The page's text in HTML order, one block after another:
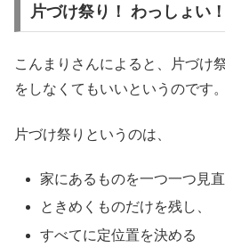
片づけ祭り！ わっしょい！
こんまりさんによると、片づけ
をしなくてもいいというのです。
片づけ祭りというのは、
家にあるものを一つ一つ見直
ときめくものだけを残し、
すべてに定位置を決める